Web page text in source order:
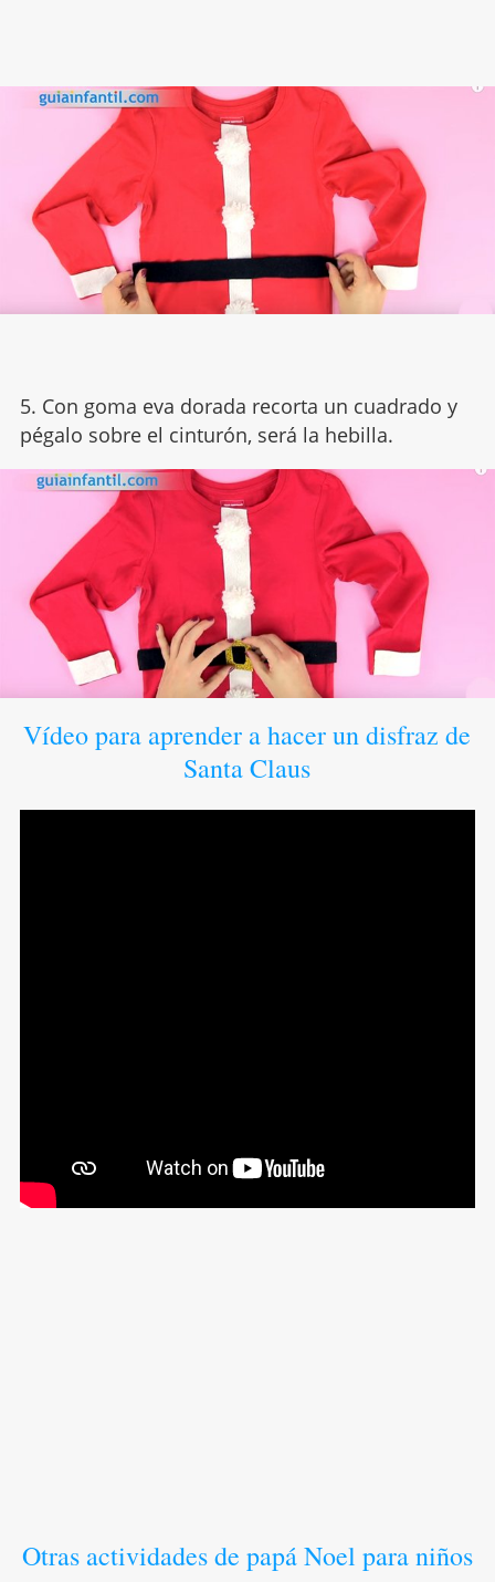
5. Con goma eva dorada recorta un cuadrado y
pégalo sobre el cinturón, será la hebilla.
Vídeo para aprender a hacer un disfraz de
Santa Claus
Otras actividades de papá Noel para niños